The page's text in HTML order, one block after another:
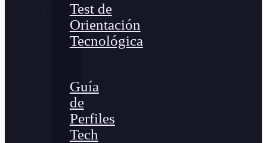
Test de
Orientación
Tecnológica
Guía
de
Perfiles
Tech